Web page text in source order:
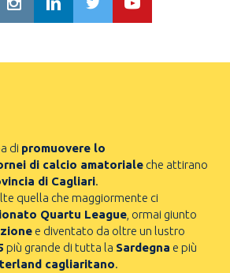
di promuovere lo
di calcio amatorialeche attirano
di Cagliari.
quella che maggiormente ci
Quartu League, ormai giunto
e diventato da oltre un lustro
più grande di tutta la Sardegna e più
cagliaritano.